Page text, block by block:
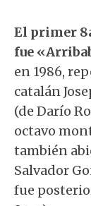
El primer
fue
en 1986,
catalán
(de Darío
octavo
también
Salvador
fue